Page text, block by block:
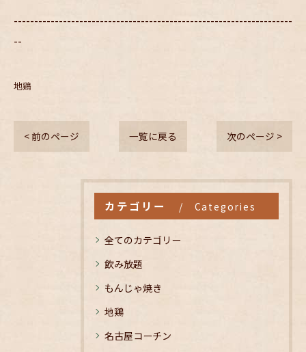
--------------------------------------------------------------------
--
地鶏
< 前のページ 一覧に戻る 次のページ >
カテゴリー Categories
全てのカテゴリー
飲み放題
もんじゃ焼き
地鶏
名古屋コーチン